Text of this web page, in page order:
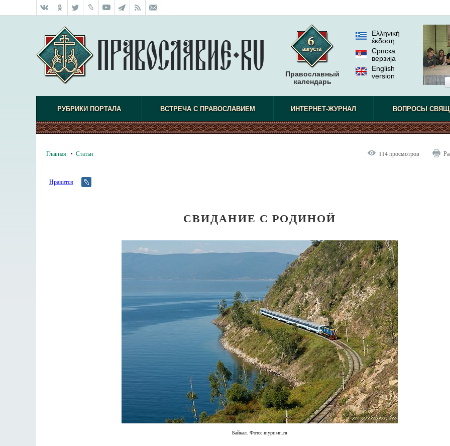
Православный
календарь
Ελληνική
έκδοση
Српска
верзиjа
English
version
РУБРИКИ ПОРТАЛА ВСТРЕЧА С ПРАВОСЛАВИЕМ ИНТЕРНЕТ-ЖУРНАЛ ВОПРОСЫ
Главная Статьи 114 просмотров
Нравится
СВИДАНИЕ С РОДИНОЙ
Байкал. Фото: myprism.ru